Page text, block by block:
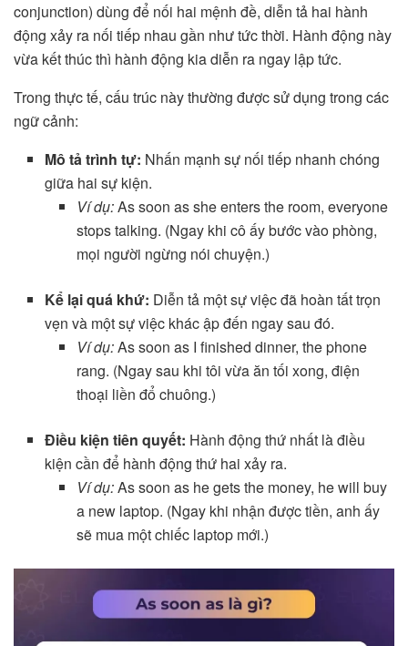
conjunction) dùng để nối hai mệnh đề, diễn tả hai hành
động xảy ra nối tiếp nhau gần như tức thời. Hành động này
vừa kết thúc thì hành động kia diễn ra ngay lập tức.
Trong thực tế, cấu trúc này thường được sử dụng trong các
ngữ cảnh:
Mô tả trình tự: Nhấn mạnh sự nối tiếp nhanh chóng
giữa hai sự kiện.
Ví dụ:As soon as she enters the room, everyone
stops talking. (Ngay khi cô ấy bước vào phòng,
mọi người ngừng nói chuyện.)
Kể lại quá khứ: Diễn tả một sự việc đã hoàn tất trọn
vẹn và một sự việc khác ập đến ngay sau đó.
Ví dụ:As soon as I finished dinner, the phone
rang. (Ngay sau khi tôi vừa ăn tối xong, điện
thoại liền đổ chuông.)
Điều kiện tiên quyết: Hành động thứ nhất là điều
kiện cần để hành động thứ hai xảy ra.
Ví dụ:As soon as he gets the money, he will buy
a new laptop. (Ngay khi nhận được tiền, anh ấy
sẽ mua một chiếc laptop mới.)